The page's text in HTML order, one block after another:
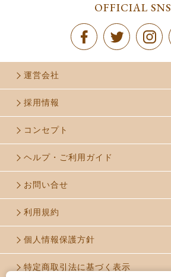
OFFICIAL SNS
運営会社
採用情報
コンセプト
ヘルプ・ご利用ガイド
お問い合せ
利用規約
個人情報保護方針
特定商取引法に基づく表示